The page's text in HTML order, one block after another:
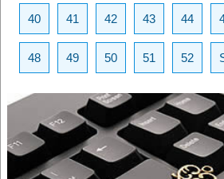
40 41 42 43 44
48 49 50 51 52